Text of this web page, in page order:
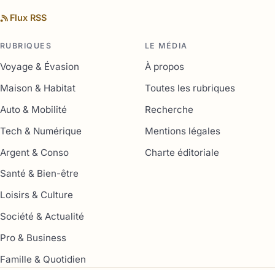
Flux RSS
RUBRIQUES
Voyage & Évasion
Maison & Habitat
Auto & Mobilité
Tech & Numérique
Argent & Conso
Santé & Bien-être
Loisirs & Culture
Société & Actualité
Pro & Business
Famille & Quotidien
LE MÉDIA
À propos
Toutes les rubriques
Recherche
Mentions légales
Charte éditoriale